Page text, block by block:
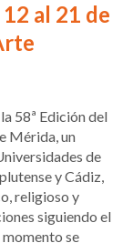
al 21 de
58ª Edición del
Mérida, un
de
y Cádiz,
religioso y
siguiendo el
se